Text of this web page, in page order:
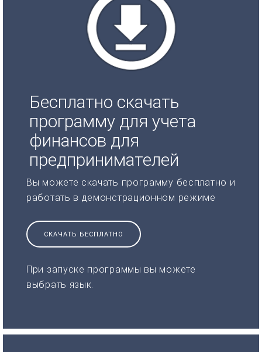
Бесплатно скачать
программу для учета
финансов для
предпринимателей
Вы можете скачать программу бесплатно и
работать в демонстрационном режиме
СКАЧАТЬ БЕСПЛАТНО
При запуске программы вы можете
выбрать язык.